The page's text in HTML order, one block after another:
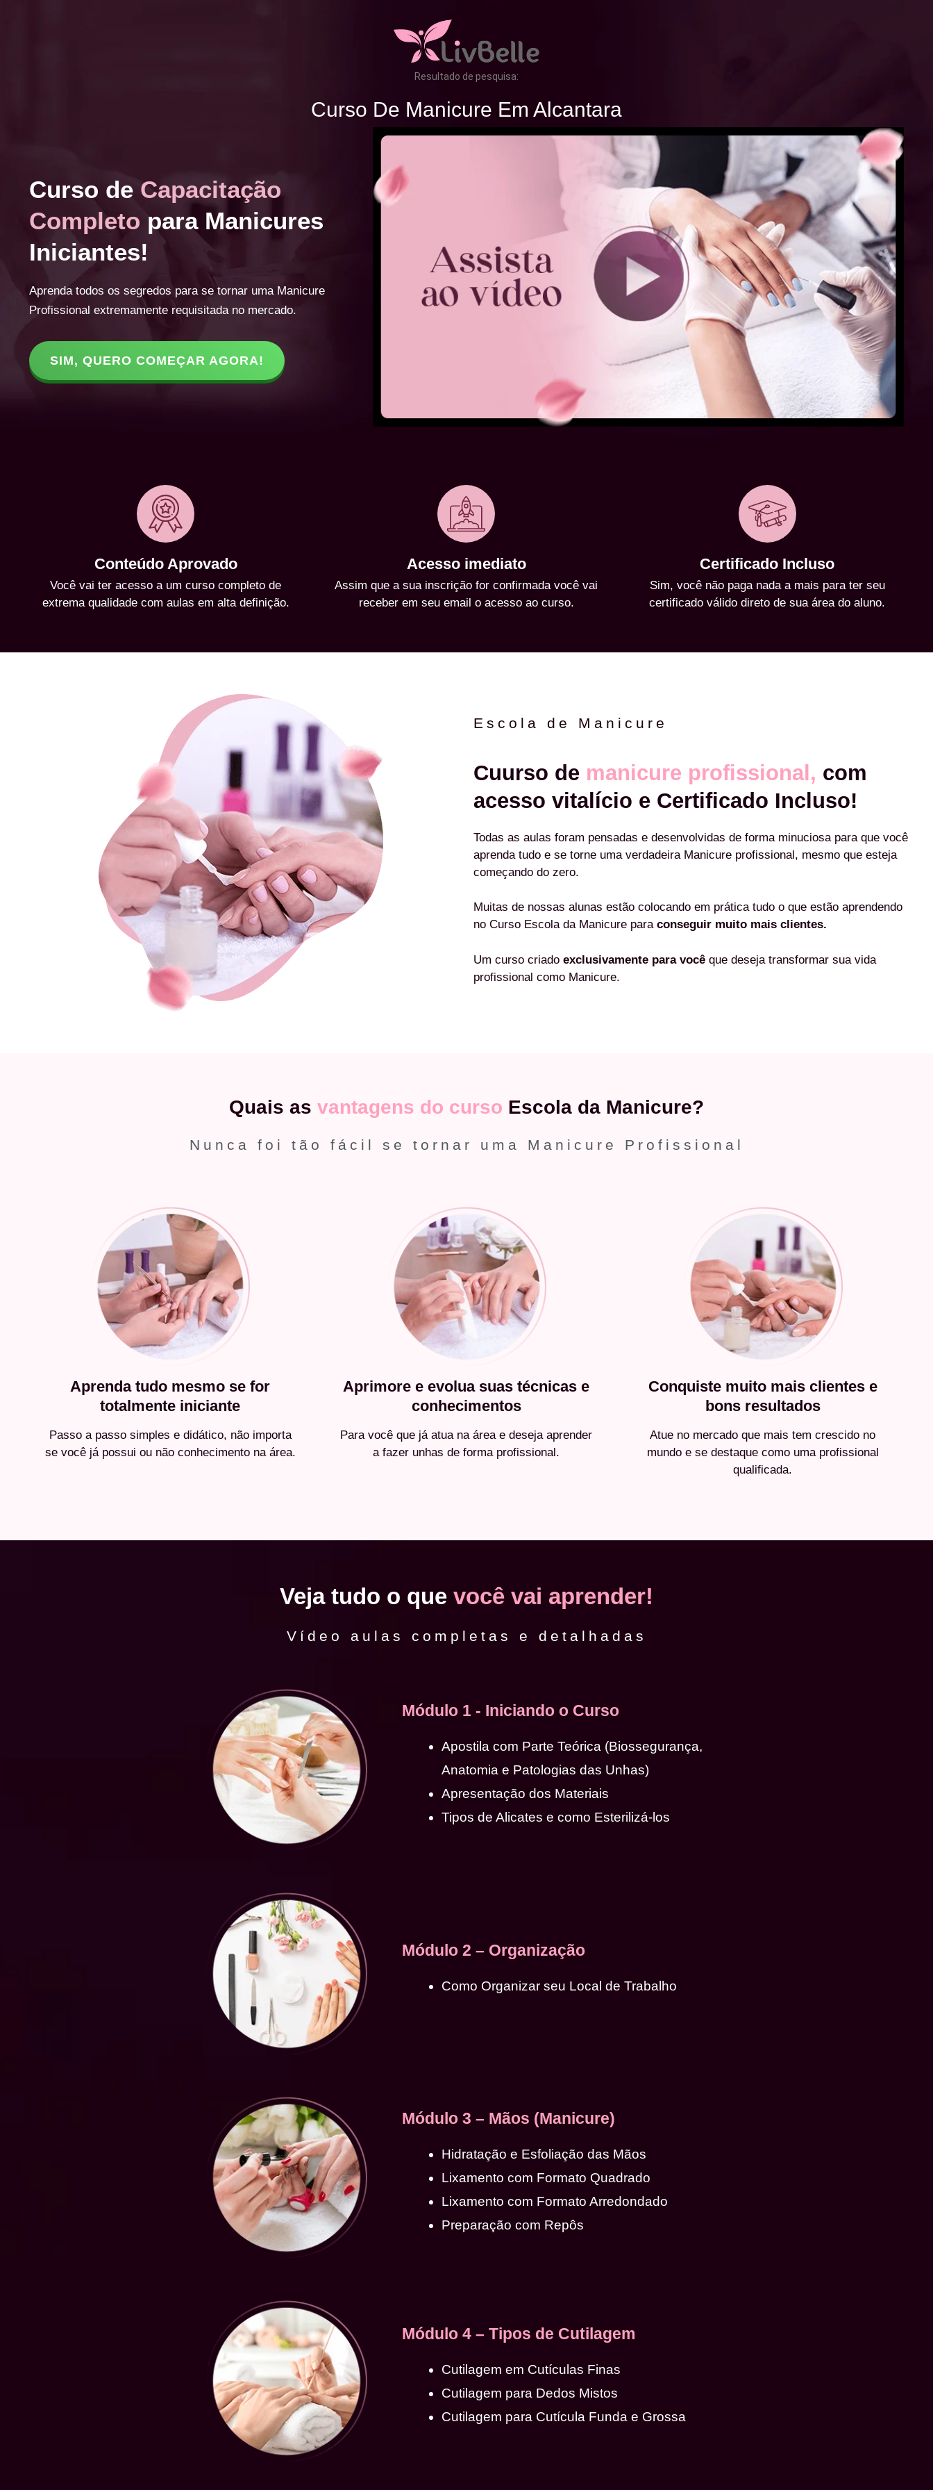
Resultado de pesquisa:
Curso De Manicure Em Alcantara
Curso de Capacitação
Completo para Manicures
Iniciantes!
Aprenda todos os segredos para se tornar uma Manicure
Profissional extremamente requisitada no mercado.
SIM, QUERO COMEÇAR AGORA!
Conteúdo Aprovado
Você vai ter acesso a um curso completo de
extrema qualidade com aulas em alta definição.
Acesso imediato
Assim que a sua inscrição for confirmada você vai
receber em seu email o acesso ao curso.
Certificado Incluso
Sim, você não paga nada a mais para ter seu
certificado válido direto de sua área do aluno.
Escola de Manicure
Cuurso de manicure profissional, com
acesso vitalício e Certificado Incluso!
Todas as aulas foram pensadas e desenvolvidas de forma minuciosa para que você
aprenda tudo e se torne uma verdadeira Manicure profissional, mesmo que esteja
começando do zero.
Muitas de nossas alunas estão colocando em prática tudo o que estão aprendendo
no Curso Escola da Manicure para conseguir muito mais clientes.
Um curso criado exclusivamente para você que deseja transformar sua vida
profissional como Manicure.
Quais as vantagens do curso Escola da Manicure?
Nunca foi tão fácil se tornar uma Manicure Profissional
Aprenda tudo mesmo se for
totalmente iniciante
Passo a passo simples e didático, não importa
se você já possui ou não conhecimento na área.
Aprimore e evolua suas técnicas e
conhecimentos
Para você que já atua na área e deseja aprender
a fazer unhas de forma profissional.
Conquiste muito mais clientes e
bons resultados
Atue no mercado que mais tem crescido no
mundo e se destaque como uma profissional
qualificada.
Veja tudo o que você vai aprender!
Vídeo aulas completas e detalhadas
Módulo 1 - Iniciando o Curso
Apostila com Parte Teórica (Biossegurança,
Anatomia e Patologias das Unhas)
Apresentação dos Materiais
Tipos de Alicates e como Esterilizá-los
Módulo 2 – Organização
Como Organizar seu Local de Trabalho
Módulo 3 – Mãos (Manicure)
Hidratação e Esfoliação das Mãos
Lixamento com Formato Quadrado
Lixamento com Formato Arredondado
Preparação com Repôs
Módulo 4 – Tipos de Cutilagem
Cutilagem em Cutículas Finas
Cutilagem para Dedos Mistos
Cutilagem para Cutícula Funda e Grossa